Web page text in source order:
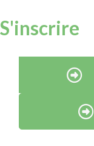
S'inscrire